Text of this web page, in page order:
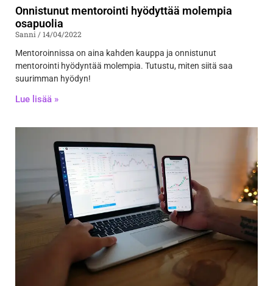
Onnistunut mentorointi hyödyttää molempia
osapuolia
Sanni
14/04/2022
Mentoroinnissa on aina kahden kauppa ja onnistunut
mentorointi hyödyntää molempia. Tutustu, miten siitä saa
suurimman hyödyn!
Lue lisää »